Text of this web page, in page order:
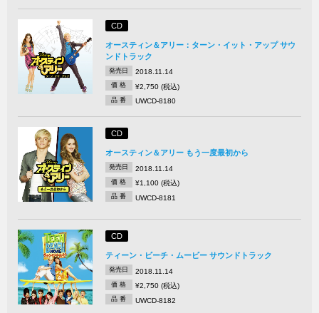
CD
オースティン＆アリー：ターン・イット・アップ サウ
ンドトラック
発売日 2018.11.14
価 格 ¥2,750 (税込)
品 番 UWCD-8180
CD
オースティン＆アリー もう一度最初から
発売日 2018.11.14
価 格 ¥1,100 (税込)
品 番 UWCD-8181
CD
ティーン・ビーチ・ムービー サウンドトラック
発売日 2018.11.14
価 格 ¥2,750 (税込)
品 番 UWCD-8182